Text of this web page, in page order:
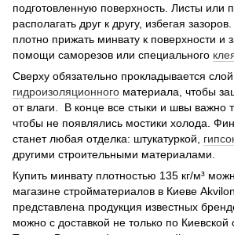
подготовленную поверхность. Листы или
располагать друг к другу, избегая
плотно прижать минвату к поверхности и
помощи саморезов или специального
Сверху обязательно прокладывается слой
гидроизоляционного материала, чтобы
от влаги. В конце все стыки и швы важно
чтобы не появлялись мостики холода.
станет любая отделка: штукатуркой,
другими строительными материалами.
Купить минвату плотностью 135 кг/м³
магазине стройматериалов в Киеве
представлена продукция известных
можно с доставкой не только по Киевской